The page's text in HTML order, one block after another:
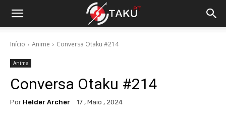
Início Anime Conversa Otaku #214
Anime
Conversa Otaku #214
Por Helder Archer 17 , Maio , 2024